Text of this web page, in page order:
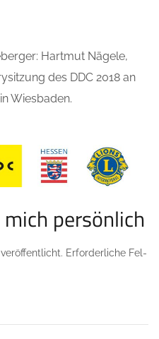
Hart­mut Näge­le,
des DDC 2018 an
Wiesbaden.
persönlich
Erfor­der­li­che Fel­